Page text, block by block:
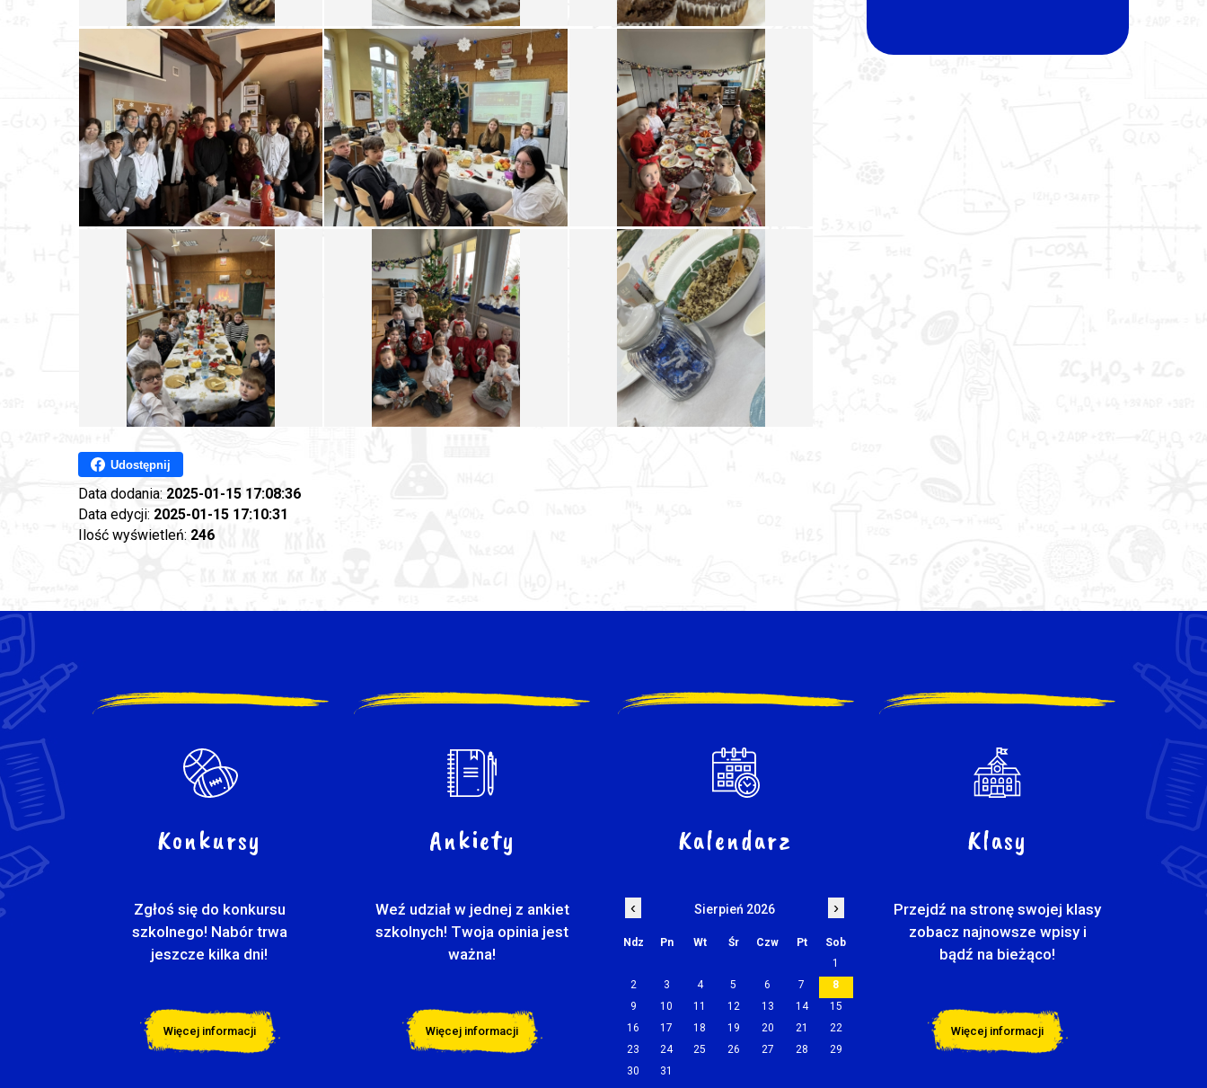
Udostępnij
Data dodania: 2025-01-15 17:08:36
Data edycji: 2025-01-15 17:10:31
Ilość wyświetleń: 246
Konkursy
Zgłoś się do konkursu
szkolnego! Nabór trwa
jeszcze kilka dni!
Więcej informacji
Ankiety
Weź udział w jednej z ankiet
szkolnych! Twoja opinia jest
ważna!
Więcej informacji
Kalendarz
‹ Sierpień 2026 ›
Ndz Pn Wt Śr Czw Pt
Sob
1
2
3 4 5 6 7
8
9
10 11 12 13 14
15
16
17 18 19 20 21
22
23
24 25 26 27 28
29
30
31
Klasy
Przejdź na stronę swojej klasy
zobacz najnowsze wpisy i
bądź na bieżąco!
Więcej informacji